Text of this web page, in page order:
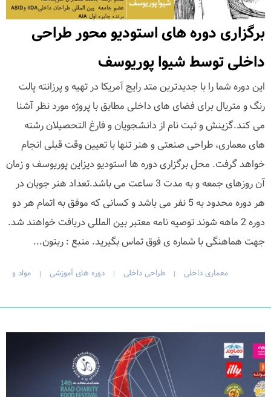
برگزاری دوره های استودیو محور طراحی
داخلی توسط شیوا پوریوسف
این دوره شما را با جدیدترین متد رایج آمریکا در تهیه و پرزانته پالت
رنگ و متریال براى فضاى های داخلى مطابق با پروژه مورد نظر آشنا
می کند.گزینش و ثبت نام از دانشجویان و فارغ التحصیلان رشته
هاى معمارى، طراحى صنعتى و هنر تنها با تعیین وقت قبلى انجام
خواهد گرفت. محل برگزارى دوره ها استودیو دیزاین پوریوسف و زمان
آن روزهاى جمعه و به مدت 3 ساعت می باشد.تعداد هنر جویان در
هر دوره محدود به 5 نفر مى باشد و کسانى که موفق به اتمام هر دو
دوره 2 ماهه شوند توصیه نامه معتبر بین المللى دریافت خواهند شد.
جهت هماهنگى با شماره ى فوق تماس بگیرید. منبع : ریتون...
معماری داخلی | طراحی داخلی | دوره های آموزشی | مواد و